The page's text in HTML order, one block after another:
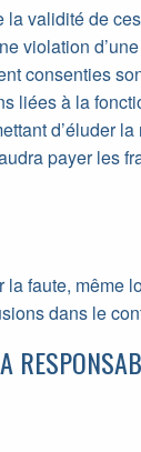
validité de
violation
consenties
liées à la
d’éluder
payer les
faute, même
dans le